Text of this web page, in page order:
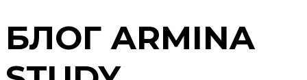
БЛОГ ARMINA